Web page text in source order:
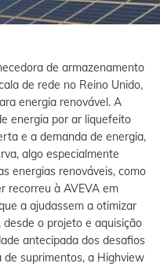
de armazenamento
de rede no Reino Unido,
energia renovável. A
energia por ar liquefeito
e a demanda de energia,
algo especialmente
energias renováveis, como
recorreu à AVEVA em
a ajudassem a otimizar
o projeto e aquisição
antecipada dos desafios
suprimentos, a Highview